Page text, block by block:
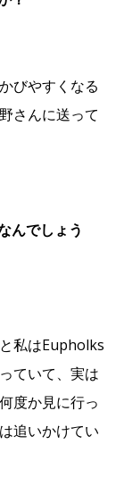
びやすくなる
さんに送って
んでしょう
私はEupholks
ていて、実は
度か見に行っ
追いかけてい